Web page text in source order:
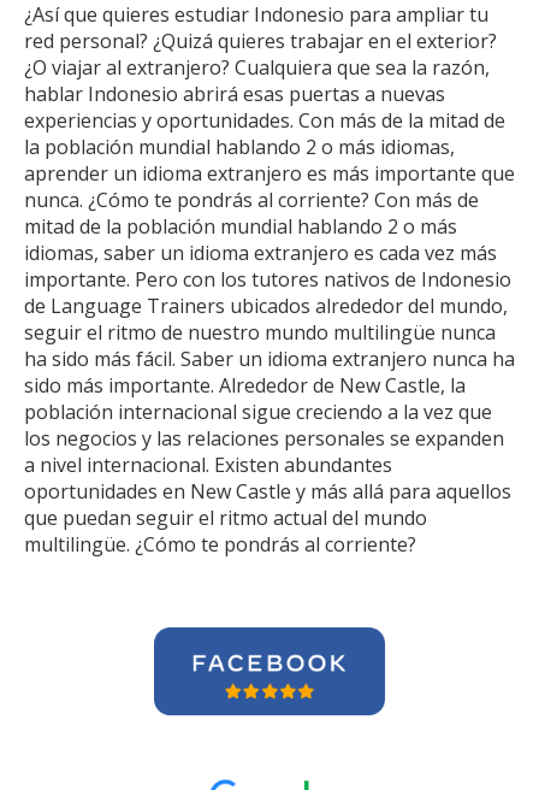
¿Así que quieres estudiar Indonesio para ampliar tu
red personal? ¿Quizá quieres trabajar en el exterior?
¿O viajar al extranjero? Cualquiera que sea la razón,
hablar Indonesio abrirá esas puertas a nuevas
experiencias y oportunidades. Con más de la mitad de
la población mundial hablando 2 o más idiomas,
aprender un idioma extranjero es más importante que
nunca. ¿Cómo te pondrás al corriente? Con más de
mitad de la población mundial hablando 2 o más
idiomas, saber un idioma extranjero es cada vez más
importante. Pero con los tutores nativos de Indonesio
de Language Trainers ubicados alrededor del mundo,
seguir el ritmo de nuestro mundo multilingüe nunca
ha sido más fácil. Saber un idioma extranjero nunca ha
sido más importante. Alrededor de New Castle, la
población internacional sigue creciendo a la vez que
los negocios y las relaciones personales se expanden
a nivel internacional. Existen abundantes
oportunidades en New Castle y más allá para aquellos
que puedan seguir el ritmo actual del mundo
multilingüe. ¿Cómo te pondrás al corriente?